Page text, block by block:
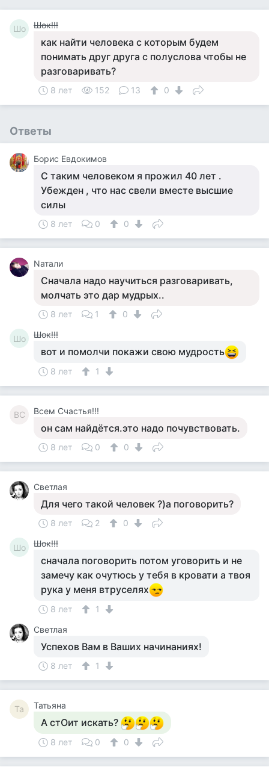
Шо Шок!!!
как найти человека с которым будем
понимать друг друга с полуслова чтобы не
разговаривать?
8 лет 152 13 0
Ответы
Борис Евдокимов
С таким человеком я прожил 40 лет .
Убежден , что нас свели вместе высшие
силы
8 лет 0 0
Nатали
Сначала надо научиться разговаривать,
молчать это дар мудрых..
8 лет 1 0
Шо Шок!!!
вот и помолчи покажи свою мудрость
8 лет 1
ВС Всем Счастья!!!
он сам найдётся.это надо почувствовать.
8 лет 0 0
Светлая
Для чего такой человек ?)а поговорить?
8 лет 2 0
Шо Шок!!!
сначала поговорить потом уговорить и не
замечу как очутюсь у тебя в кровати а твоя
рука у меня втруселях
8 лет
1
Светлая
Успехов Вам в Ваших начинаниях!
8 лет 1
Та Татьяна
А стОит искать?
8 лет 0 0